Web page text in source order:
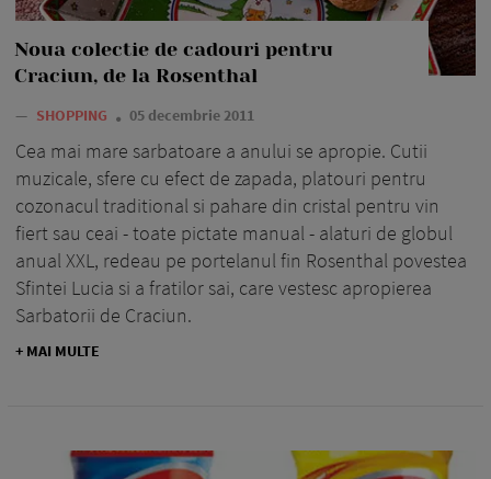
Noua colectie de cadouri pentru
Craciun, de la Rosenthal
— SHOPPING 05 decembrie 2011
Cea mai mare sarbatoare a anului se apropie. Cutii
muzicale, sfere cu efect de zapada, platouri pentru
cozonacul traditional si pahare din cristal pentru vin
fiert sau ceai - toate pictate manual - alaturi de globul
anual XXL, redeau pe portelanul fin Rosenthal povestea
Sfintei Lucia si a fratilor sai, care vestesc apropierea
Sarbatorii de Craciun.
+ MAI MULTE